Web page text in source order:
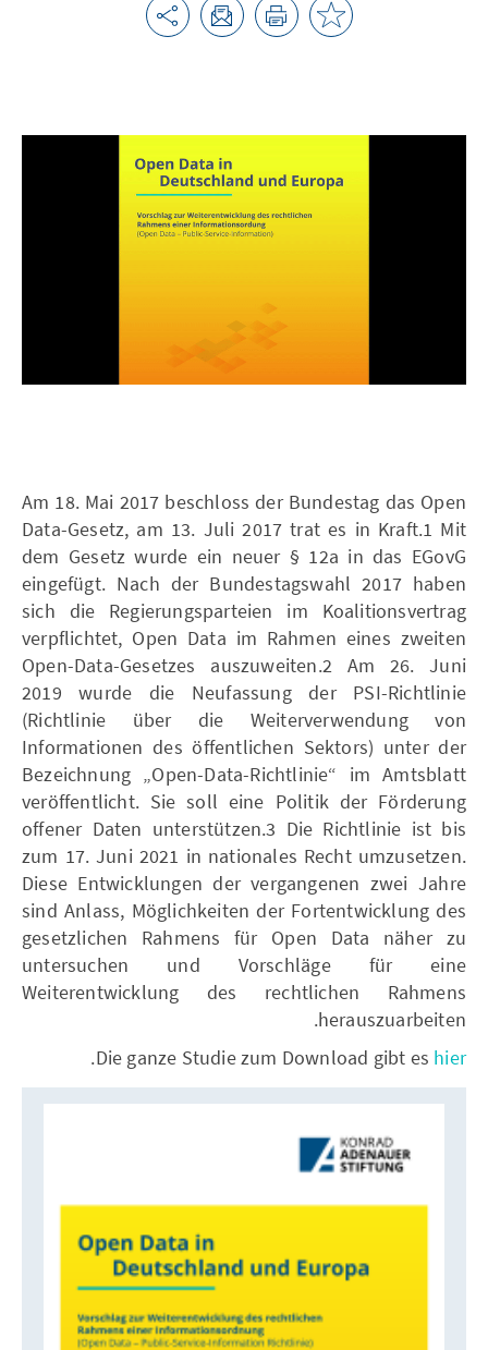
Am 18. Mai 2017 beschloss der Bundestag das Open
Data-Gesetz, am 13. Juli 2017 trat es in Kraft.1 Mit
dem Gesetz wurde ein neuer § 12a in das EGovG
eingefügt. Nach der Bundestagswahl 2017 haben
sich die Regierungsparteien im Koalitionsvertrag
verpflichtet, Open Data im Rahmen eines zweiten
Open-Data-Gesetzes auszuweiten.2 Am 26. Juni
2019 wurde die Neufassung der PSI-Richtlinie
(Richtlinie über die Weiterverwendung von
Informationen des öffentlichen Sektors) unter der
Bezeichnung „Open-Data-Richtlinie“ im Amtsblatt
veröffentlicht. Sie soll eine Politik der Förderung
offener Daten unterstützen.3 Die Richtlinie ist bis
zum 17. Juni 2021 in nationales Recht umzusetzen.
Diese Entwicklungen der vergangenen zwei Jahre
sind Anlass, Möglichkeiten der Fortentwicklung des
gesetzlichen Rahmens für Open Data näher zu
untersuchen und Vorschläge für eine
Weiterentwicklung des rechtlichen Rahmens
herauszuarbeiten.
Die ganze Studie zum Download gibt es hier
.